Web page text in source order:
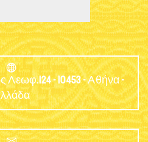
- 10453 - Αθήνα -